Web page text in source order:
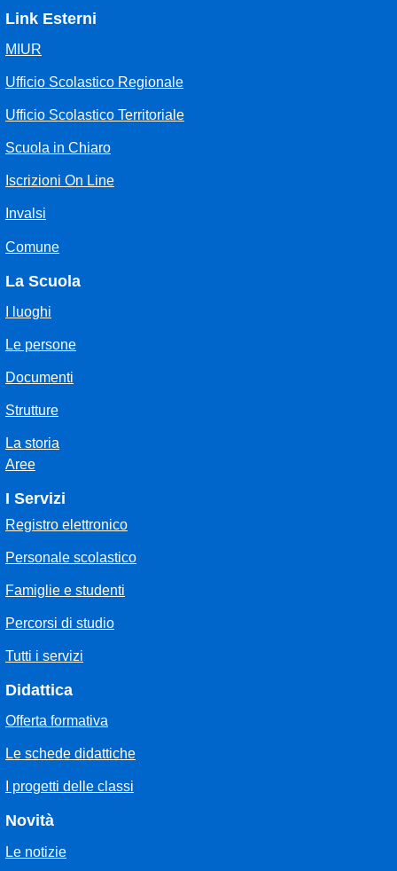
Link Esterni
MIUR
Ufficio Scolastico Regionale
Ufficio Scolastico Territoriale
Scuola in Chiaro
Iscrizioni On Line
Invalsi
Comune
La Scuola
I luoghi
Le persone
Documenti
Strutture
La storia
Aree
I Servizi
Registro elettronico
Personale scolastico
Famiglie e studenti
Percorsi di studio
Tutti i servizi
Didattica
Offerta formativa
Le schede didattiche
I progetti delle classi
Novità
Le notizie